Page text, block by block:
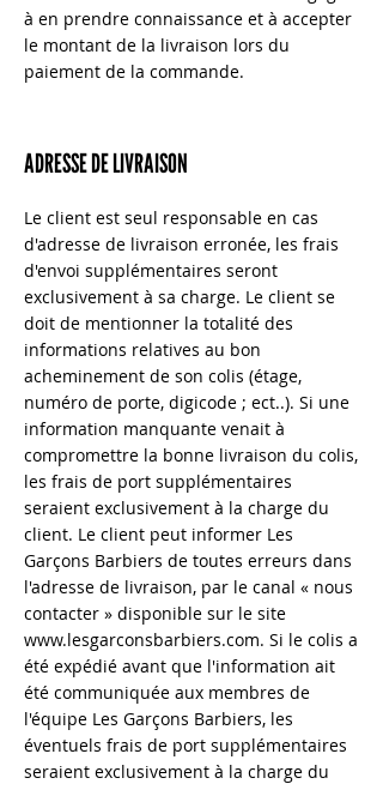
à en prendre connaissance et à accepter
le montant de la livraison lors du
paiement de la commande.
ADRESSE DE LIVRAISON
Le client est seul responsable en cas
d'adresse de livraison erronée, les frais
d'envoi supplémentaires seront
exclusivement à sa charge. Le client se
doit de mentionner la totalité des
informations relatives au bon
acheminement de son colis (étage,
numéro de porte, digicode ; ect..). Si une
information manquante venait à
compromettre la bonne livraison du colis,
les frais de port supplémentaires
seraient exclusivement à la charge du
client. Le client peut informer Les
Garçons Barbiers de toutes erreurs dans
l'adresse de livraison, par le canal « nous
contacter » disponible sur le site
www.lesgarconsbarbiers.com. Si le colis a
été expédié avant que l'information ait
été communiquée aux membres de
l'équipe Les Garçons Barbiers, les
éventuels frais de port supplémentaires
seraient exclusivement à la charge du